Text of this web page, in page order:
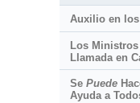
Auxilio en los
Los
Llamada en
Se Puede
Ayuda a